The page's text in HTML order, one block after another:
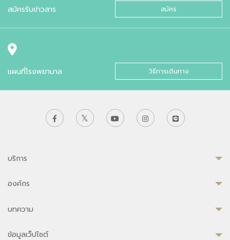
สมัครรับข่าวสาร สมัคร
แผนที่โรงพยาบาล วิธีการเดินทาง
บริการ
องค์กร
บทความ
ข้อมูลเว็ปไซต์